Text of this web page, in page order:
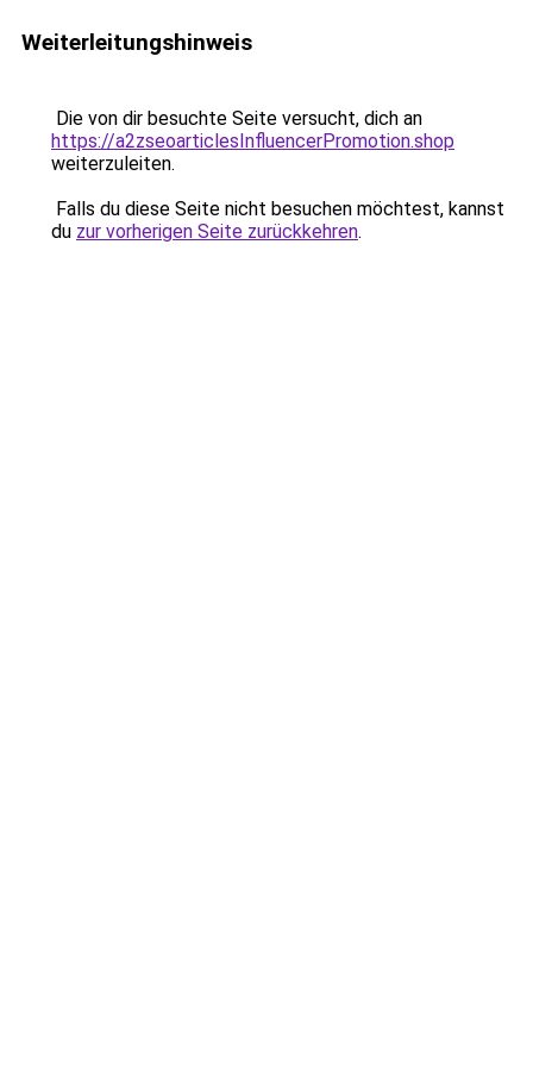
Weiterleitungshinweis
Die von dir besuchte Seite versucht, dich an
https://a2zseoarticlesInfluencerPromotion.shop
weiterzuleiten.
Falls du diese Seite nicht besuchen möchtest, kannst
du zur vorherigen Seite zurückkehren.